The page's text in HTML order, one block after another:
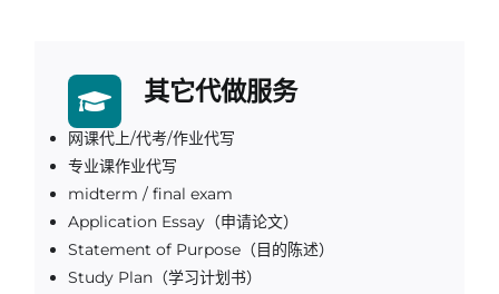
其它代做服务
网课代上/代考/作业代写
专业课作业代写
midterm / final exam
Application Essay（申请论文）
Statement of Purpose（目的陈述）
Study Plan（学习计划书）